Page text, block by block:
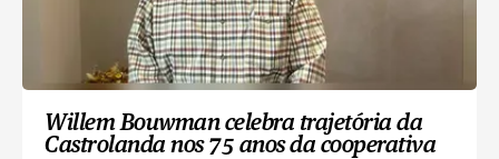
Willem Bouwman celebra trajetória da
Castrolanda nos 75 anos da cooperativa